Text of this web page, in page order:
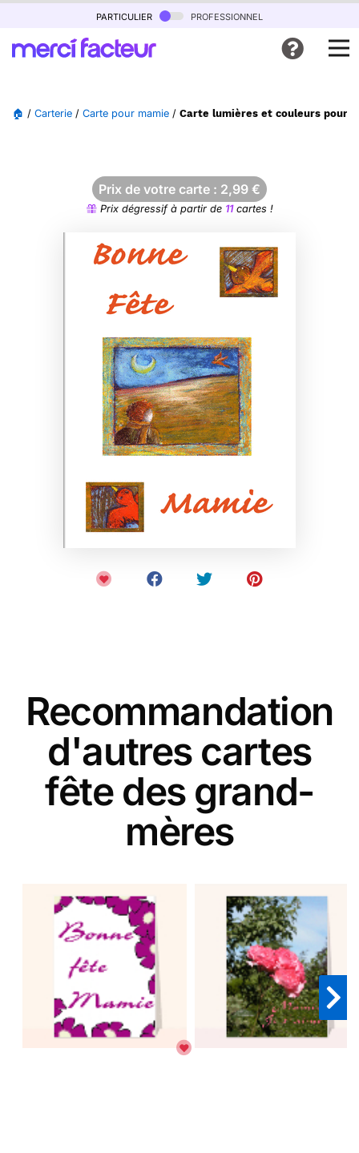
particulier professionnel
🏠 / Carterie / Carte pour mamie / Carte lumières et couleurs pour
Prix de votre carte : 2,99 €
Prix dégressif à partir de 11cartes !
Recommandation
d'autres cartes
fête des grand-
mères